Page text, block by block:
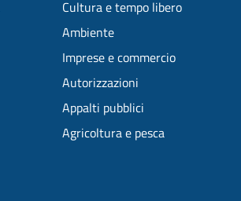
Cultura e tempo libero
Ambiente
Imprese e commercio
Autorizzazioni
Appalti pubblici
Agricoltura e pesca